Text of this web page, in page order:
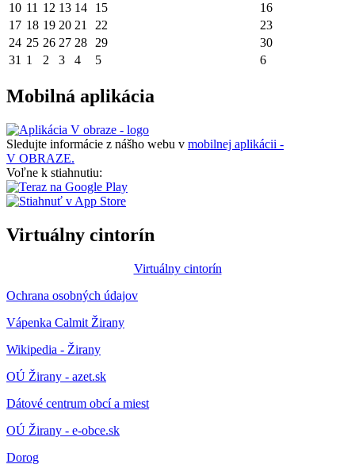
10 11 12 13 14 15
16
17 18 19 20 21 22
23
24 25 26 27 28 29
30
31 1 2 3 4 5 6
Mobilná aplikácia
Sledujte informácie z nášho webu v mobilnej aplikácii -
V OBRAZE.
Voľne k stiahnutiu:
Virtuálny cintorín
Virtuálny cintorín
Ochrana osobných údajov
Vápenka Calmit Žirany
Wikipedia - Žirany
OÚ Žirany - azet.sk
Dátové centrum obcí a miest
OÚ Žirany - e-obce.sk
Dorog